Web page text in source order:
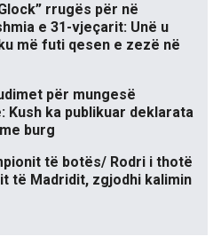
rrugës për në
e 31-vjeçarit: Unë u
më futi qesen e zezë në
për mungesë
Kush ka publikuar deklarata
burg
të botës/ Rodri i thotë
të Madridit, zgjodhi kalimin